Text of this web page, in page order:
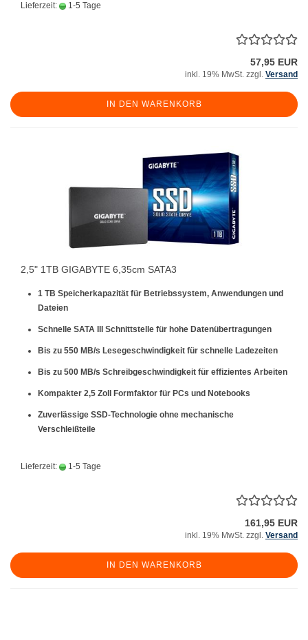
Lieferzeit: 1-5 Tage
57,95 EUR
inkl. 19% MwSt. zzgl. Versand
IN DEN WARENKORB
2,5" 1TB GIGABYTE 6,35cm SATA3
1 TB Speicherkapazität für Betriebssystem, Anwendungen und
Dateien
Schnelle SATA III Schnittstelle für hohe Datenübertragungen
Bis zu 550 MB/s Lesegeschwindigkeit für schnelle Ladezeiten
Bis zu 500 MB/s Schreibgeschwindigkeit für effizientes Arbeiten
Kompakter 2,5 Zoll Formfaktor für PCs und Notebooks
Zuverlässige SSD-Technologie ohne mechanische
Verschleißteile
Lieferzeit: 1-5 Tage
161,95 EUR
inkl. 19% MwSt. zzgl. Versand
IN DEN WARENKORB